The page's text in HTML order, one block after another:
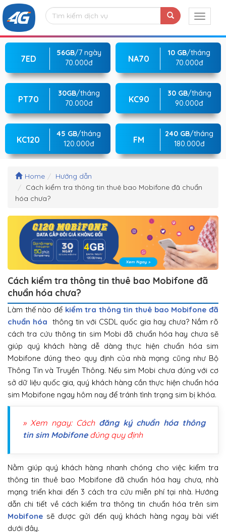
7ED
56GB/7 ngày
70.000đ
NA70
10 GB/tháng
70.000đ
PT70
30GB/tháng
70.000đ
KC90
30 GB/tháng
90.000đ
KC120
45 GB/tháng
120.000đ
FM
240 GB/tháng
180.000đ
Home
Hướng dẫn
Cách kiểm tra thông tin thuê bao Mobifone đã chuẩn
hóa chưa?
Cách kiểm tra thông tin thuê bao Mobifone đã
chuẩn hóa chưa?
Làm thế nào để kiểm tra thông tin thuê bao Mobifone đã
chuẩn hóa thông tin với CSDL quốc gia hay chưa? Nắm rõ
cách tra cứu thông tin sim Mobi đã chuẩn hóa hay chưa sẽ
giúp quý khách hàng dễ dàng thực hiện chuẩn hóa sim
Mobifone đúng theo quy định của nhà mạng cũng như Bộ
Thông Tin và Truyền Thông. Nếu sim Mobi chưa đúng với cơ
sở dữ liệu quốc gia, quý khách hàng cần thực hiện chuẩn hóa
sim Mobifone ngay hôm nay để tránh tình trạng sim bị khóa.
» Xem ngay: Cáchđăng ký chuẩn hóa thông
tin sim Mobifoneđúng quy định
Nằm giúp quý khách hàng nhanh chóng cho việc kiểm tra
thông tin thuê bao Mobifone đã chuẩn hóa hay chưa, nhà
mạng triển khai đến 3 cách tra cứu miễn phí tại nhà. Hướng
dẫn chi tiết về cách kiểm tra thông tin chuẩn hóa trên sim
Mobifone sẽ được gửi đến quý khách hàng ngay bài viết
dưới đây.